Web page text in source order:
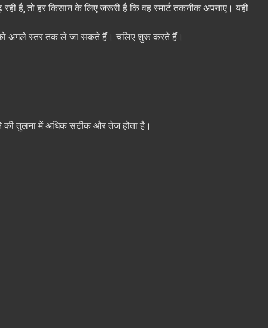
है, तो हर किसान के लिए जरूरी है कि वह स्मार्ट तकनीक अपनाए। यही
अगले स्तर तक ले जा सकते हैं। चलिए शुरू करते हैं।
की तुलना में अधिक सटीक और तेज होता है।